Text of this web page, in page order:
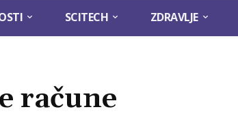
SCITECH ZDRAVLJE
račune